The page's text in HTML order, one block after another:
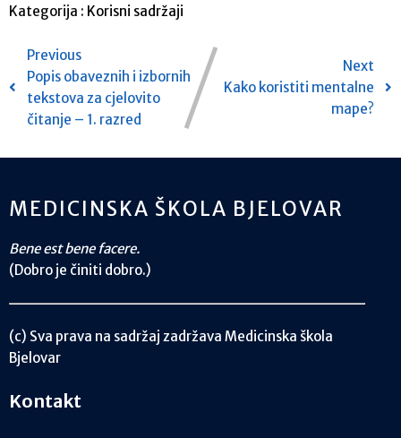
Kategorija : Korisni sadržaji
Previous
Popis obaveznih i izbornih
tekstova za cjelovito
čitanje – 1. razred
Next
Kako koristiti mentalne
mape?
MEDICINSKA ŠKOLA BJELOVAR
Bene est bene facere.
(Dobro je činiti dobro.)
(c) Sva prava na sadržaj zadržava Medicinska škola
Bjelovar
Kontakt